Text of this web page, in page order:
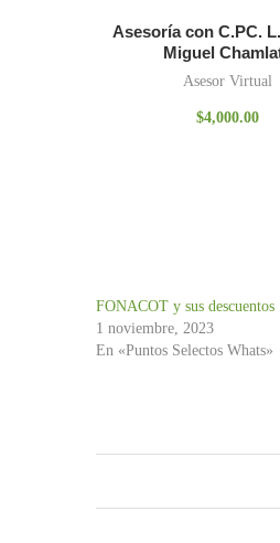
Asesoría con C.PC.
Miguel
Asesor Virtual
$4,000.00
FONACOT y sus descuentos
1 noviembre, 2023
En «Puntos Selectos Whats»